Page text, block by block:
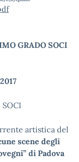
GRADO SOCI
artistica del
scene degli
di Padova